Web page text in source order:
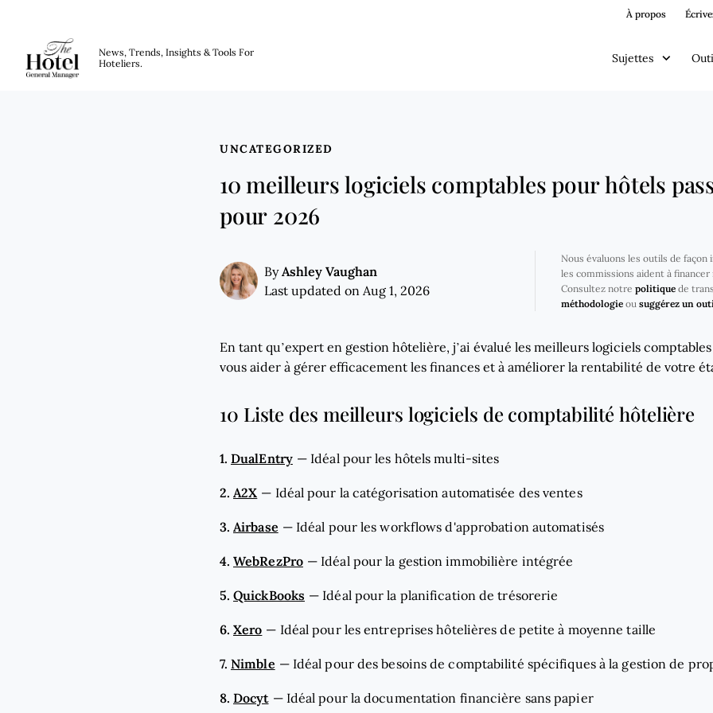
À propos
News, Trends, Insights & Tools For
Hoteliers.
Sujettes
UNCATEGORIZED
10 meilleurs logiciels comptables pour hôtels
pour 2026
ByAshley Vaughan
Last updated on Aug 1, 2026
Nous évaluons les outils de façon
les commissions aident à financer
Consultez notre politiquede
méthodologieou suggérez un
En tant qu’expert en gestion hôtelière, j’ai évalué les meilleurs logiciels
vous aider à gérer efficacement les finances et à améliorer la rentabilité de votre
10 Liste des meilleurs logiciels de comptabilité hôtelière
1. DualEntry — Idéal pour les hôtels multi-sites
2. A2X — Idéal pour la catégorisation automatisée des ventes
3. Airbase — Idéal pour les workflows d'approbation automatisés
4. WebRezPro — Idéal pour la gestion immobilière intégrée
5. QuickBooks — Idéal pour la planification de trésorerie
6. Xero — Idéal pour les entreprises hôtelières de petite à moyenne taille
7. Nimble — Idéal pour des besoins de comptabilité spécifiques à la gestion de
8. Docyt — Idéal pour la documentation financière sans papier